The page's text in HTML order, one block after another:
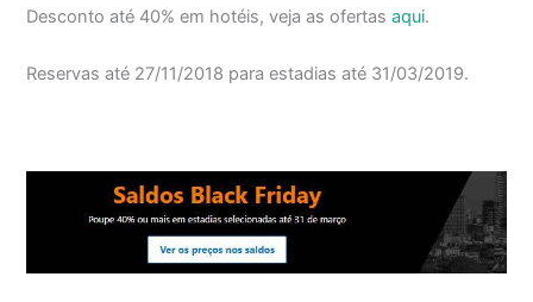
Desconto até 40% em hotéis, veja as ofertasaqui.
Reservas até 27/11/2018 para estadias até 31/03/2019.